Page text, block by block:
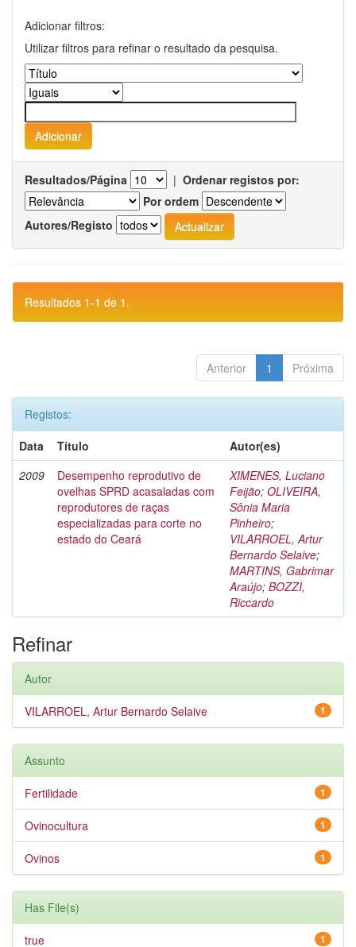
Adicionar filtros:
Utilizar filtros para refinar o resultado da pesquisa.
Resultados/Página | Ordenar registos por:
Por ordem
Autores/Registo
Resultados 1-1 de 1.
Anterior 1 Próxima
Registos:
Data
Título
Autor(es)
2009
Desempenho reprodutivo de
ovelhas SPRD acasaladas com
reprodutores de raças
especializadas para corte no
estado do Ceará
XIMENES, Luciano
Feijão; OLIVEIRA,
Sônia Maria
Pinheiro;
VILARROEL, Artur
Bernardo Selaive;
MARTINS, Gabrimar
Araújo; BOZZI,
Riccardo
Refinar
Autor
1
VILARROEL, Artur Bernardo Selaive
Assunto
1
Fertilidade
1
Ovinocultura
1
Ovinos
Has File(s)
1
true